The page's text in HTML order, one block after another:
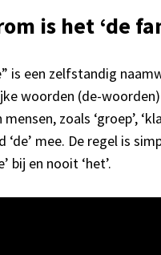
is het ‘de
is een zelfstandig
woorden (de-
zoals ‘groep’,
‘de’ mee. De regel is
bij en nooit ‘het’.